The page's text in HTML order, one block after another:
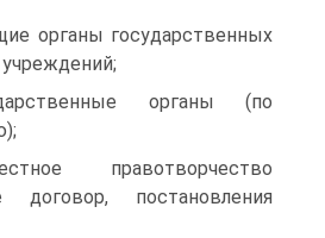
органы государственных
органы (по
правотворчество
договор, постановления